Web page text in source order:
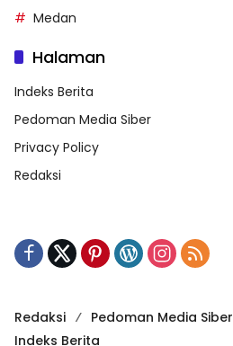
Medan
Halaman
Indeks Berita
Pedoman Media Siber
Privacy Policy
Redaksi
Redaksi Pedoman Media Siber
Indeks Berita